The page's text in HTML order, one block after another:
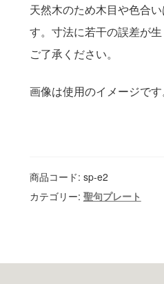
天然木のため木目や色合
す。寸法に若干の誤差が生
ご了承ください。
画像は使用のイメージです
商品コード: sp-e2
カテゴリー: 聖句プレート